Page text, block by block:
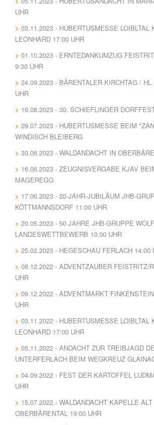
UHR
03.11.2023 - HUBERTUSMESSE LOIBLTAL
LEONHARD 17:00 UHR
01.10.2023 - ERNTEDANKUMZUG
9:30 UHR
24.09.2023 - BÄRENTALER KIRCHTAG /
UHR
19.08.2023 - 30. SCHIEFLINGER
29.07.2023 - HUBERTUSMESSE BEIM
WINDISCH BLEIBERG
30.06.2023 - WALDANDACHT IN
16.06.2023 - ZEUGNISVERGABE KJAV
MAGEREGG
17.06.2023 - 20-JAHR-JUBILÄUM JHB-
KÖTTMANNSDORF 11:00 UHR
20.05.2023 - 50 JAHRE JHB-GRUPPE
LANDESWETTBEWERB 10:00 UHR
25.02.2023 - HEGESCHAU FERLACH 14:00
08.12.2022 - ADVENTZAUBER FEISTRITZ/
UHR
09.12.2022 - ADVENTMARKT
UHR
03.11.2022 - HUBERTUSMESSE LOIBLTAL
LEONHARD 17:00 UHR
05.11.2022 - ANDACHT ZUR TREIBJAGD
UNTERFERLACH BEIM WEGKREUZ
04.09.2022 - FEST DER KARTOFFEL
UHR
15.07.2022 - WALDANDACHT KAPELLE
OBERBÄRENTAL 19:00 UHR